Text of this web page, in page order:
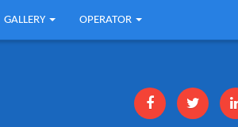
GALLERY OPERATOR